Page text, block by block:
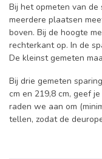
Bij het opmeten van
meerdere plaatsen
boven. Bij de hoogte
rechterkant op. In de
De kleinst gemeten
Bij drie gemeten
cm en 219,8 cm, geef
raden we aan om
tellen, zodat de